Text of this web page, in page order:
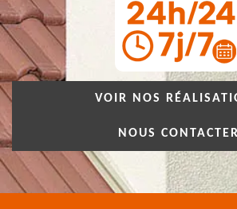
VOIR NOS
NOUS CONTACTER